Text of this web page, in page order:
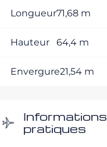
Longueur71,68 m
Hauteur 64,4 m
Envergure21,54 m
Informations
pratiques